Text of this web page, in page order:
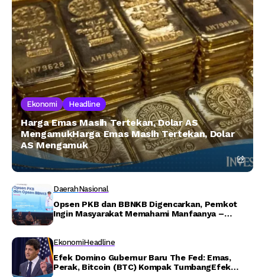
Ekonomi Headline
Harga Emas Masih Tertekan, Dolar AS
MengamukHarga Emas Masih Tertekan, Dolar
AS Mengamuk
DaerahNasional
Opsen PKB dan BBNKB Digencarkan, Pemkot
Ingin Masyarakat Memahami Manfaanya –
EkonomiHeadline
Efek Domino Gubernur Baru The Fed: Emas,
Perak, Bitcoin (BTC) Kompak TumbangEfek